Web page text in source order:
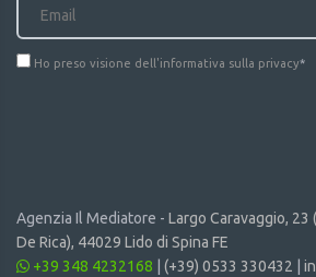
Ho preso visione dell'informativa sulla privacy*
Agenzia Il Mediatore - Largo Caravaggio,
De Rica), 44029 Lido di Spina FE
+39 348 4232168
(+39) 0533 330432